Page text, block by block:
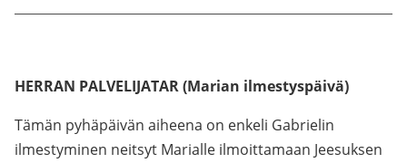
HERRAN PALVELIJATAR (Marian ilmestyspäivä)
Tämän pyhäpäivän aiheena on enkeli Gabrielin
ilmestyminen neitsyt Marialle ilmoittamaan Jeesuksen